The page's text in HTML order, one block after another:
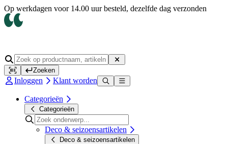
Op werkdagen voor 14.00 uur besteld, dezelfde dag verzonden
Zoeken
Inloggen Klant worden
Categorieën
Categorieën
Deco & seizoensartikelen
Deco & seizoensartikelen